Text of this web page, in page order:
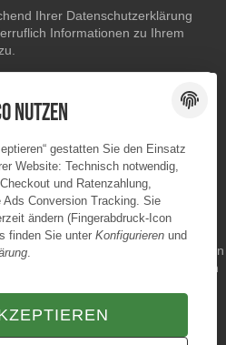
Ihrer Datenschutzerklärung
Informationen zu Ihrem
ABONNIEREN
nutzen
gestatten Sie den Einsatz
Website: Technisch notwendig,
und Ratenzahlung,
Conversion Tracking. Sie
ändern (Fingerabdruck-Icon
finden Sie unter Konfigurieren und
.